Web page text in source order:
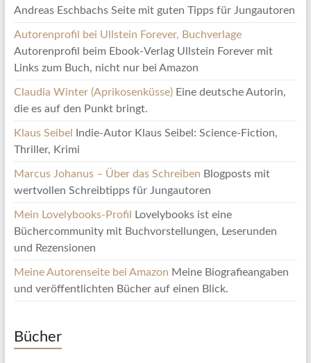
Andreas Eschbachs Seite mit guten Tipps für Jungautoren
Autorenprofil bei Ullstein Forever, Buchverlage
Autorenprofil beim Ebook-Verlag Ullstein Forever mit
Links zum Buch, nicht nur bei Amazon
Claudia Winter (Aprikosenküsse)Eine deutsche Autorin,
die es auf den Punkt bringt.
Klaus Seibel
Indie-Autor Klaus Seibel: Science-Fiction,
Thriller, Krimi
Marcus Johanus – Über das Schreiben Blogposts mit
wertvollen Schreibtipps für Jungautoren
Mein Lovelybooks-Profil
Lovelybooks ist eine
Büchercommunity mit Buchvorstellungen, Leserunden
und Rezensionen
Meine Autorenseite bei Amazon Meine Biografieangaben
und veröffentlichten Bücher auf einen Blick.
Bücher